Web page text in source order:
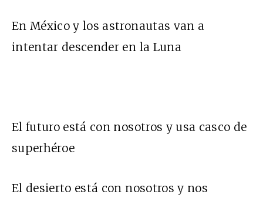
En México y los astronautas van a
intentar descender en la Luna
El futuro está con nosotros y usa casco de
superhéroe
El desierto está con nosotros y nos